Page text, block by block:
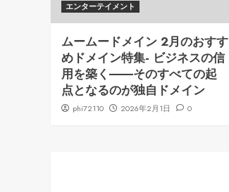
エンターテイメント
ムームードメイン 2月のおすす
めドメイン特集- ビジネスの信
用を築く――そのすべての起
点となるのが独自ドメイン
phi72110 2026年2月1日 0